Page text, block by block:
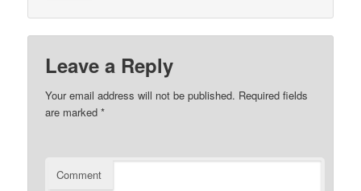
Leave a Reply
Your email address will not be published. Required fields
are marked*
Comment